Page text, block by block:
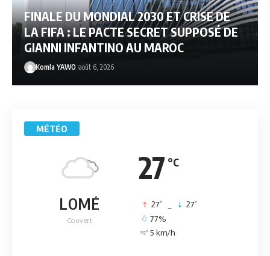
FINALE DU MONDIAL 2030 ET CRISE DE
LA FIFA : LE PACTE SECRET SUPPOSÉ DE
GIANNI INFANTINO AU MAROC
Komla YAWO août 6, 2026
MÉTÉO
27 °C
LOMÉ
Couvert
27° 27°
77%
5 km/h